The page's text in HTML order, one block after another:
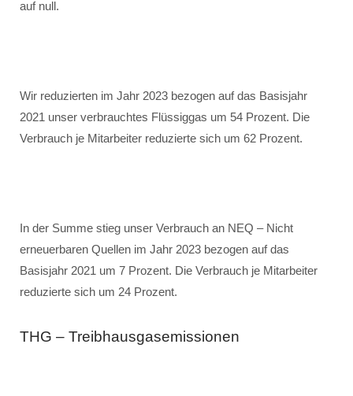
auf null.
Wir reduzierten im Jahr 2023 bezogen auf das Basisjahr
2021 unser verbrauchtes Flüssiggas um 54 Prozent. Die
Verbrauch je Mitarbeiter reduzierte sich um 62 Prozent.
In der Summe stieg unser Verbrauch an NEQ – Nicht
erneuerbaren Quellen im Jahr 2023 bezogen auf das
Basisjahr 2021 um 7 Prozent. Die Verbrauch je Mitarbeiter
reduzierte sich um 24 Prozent.
THG – Treibhausgasemissionen